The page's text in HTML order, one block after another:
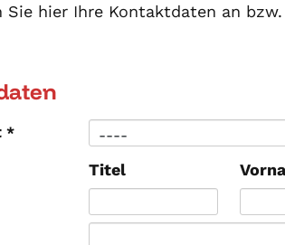
Sie hier Ihre Kontaktdaten an
*
Titel